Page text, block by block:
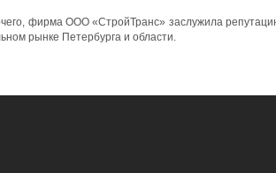
фирма ООО «СтройТранс» заслужила
рынке Петербурга и области.